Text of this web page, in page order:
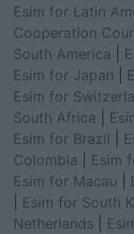
Esim for Latin
Cooperation
South America
Esim for Japan
Esim for
South Africa
Esim for Brazil
Colombia
Esim
Esim for Macau
Esim for South
Netherlands